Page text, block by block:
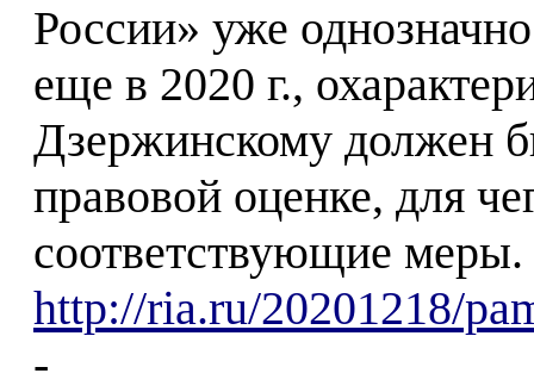
России» уже
еще в 2020 г.,
Дзержинскому должен
правовой оценке, для
соответствующие меры.
http://ria.ru/20201218/
-